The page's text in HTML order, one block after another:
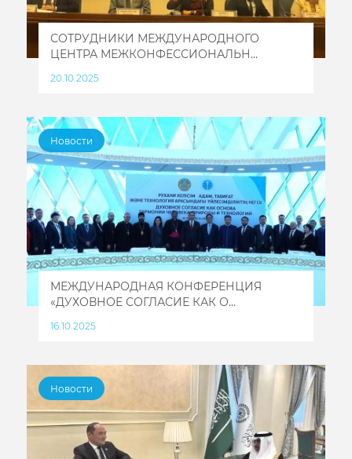
СОТРУДНИКИ МЕЖДУНАРОДНОГО
ЦЕНТРА МЕЖКОНФЕССИОНАЛЬН...
20.10.2025
Новости
МЕЖДУНАРОДНАЯ КОНФЕРЕНЦИЯ
«ДУХОВНОЕ СОГЛАСИЕ КАК О...
16.10.2025
Новости